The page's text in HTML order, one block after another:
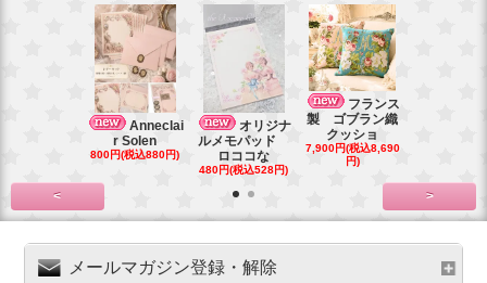
Anneclai
r Solen
800円(税込880円)
オリジナ
ルメモパッド
ロココな
480円(税込528円)
フランス
製 ゴブラン織
クッショ
7,900円(税込8,690
円)
< >
メールマガジン登録・解除